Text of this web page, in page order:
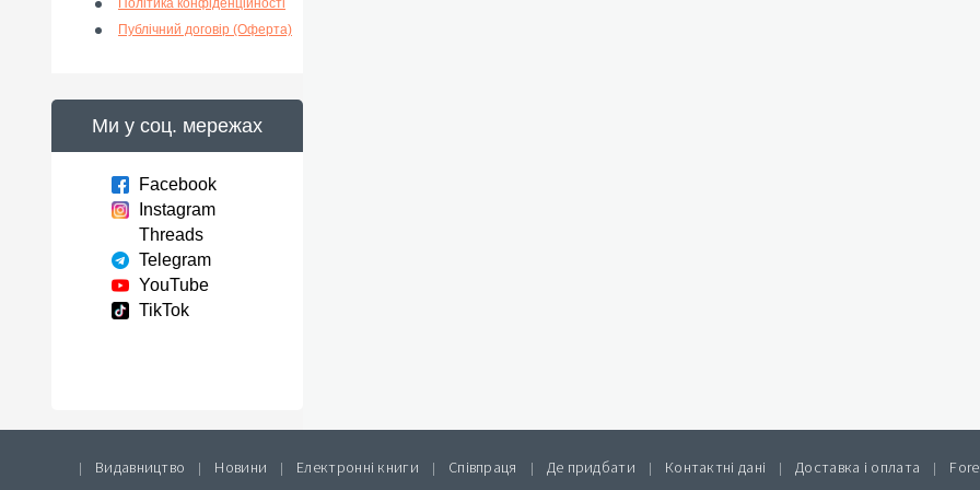
Політика конфіденційності
Публічний договір (Оферта)
Ми у соц. мережах
Facebook
Instagram
Threads
Telegram
YouTube
TikTok
| Видавництво | Новини | Електронні книги | Співпраця | Де придбати | Контактні дані | Доставка і оплата |